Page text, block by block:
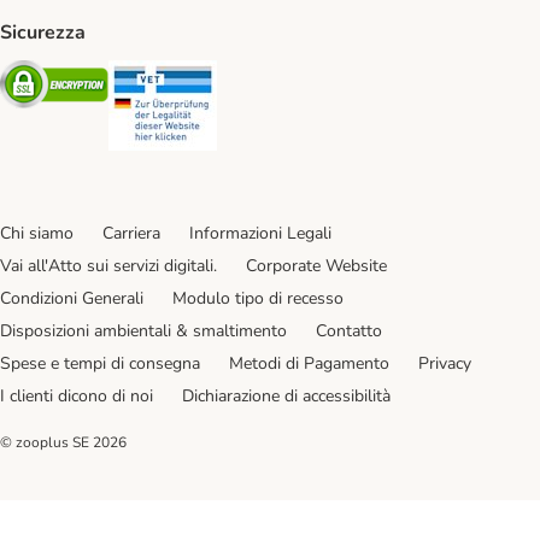
Sicurezza
Security
Chi siamo Carriera
Informazioni Legali
Vai all'Atto sui servizi digitali.
Corporate Website
Condizioni Generali
Modulo tipo di recesso
Disposizioni ambientali & smaltimento
Contatto
Spese e tempi di consegna
Metodi di Pagamento
Privacy
I clienti dicono di noi
Dichiarazione di accessibilità
© zooplus SE 2026